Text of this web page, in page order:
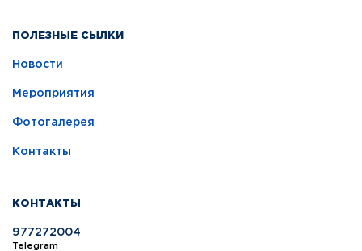
ПОЛЕЗНЫЕ СЫЛКИ
Новости
Мероприятия
Фотогалерея
Контакты
КОНТАКТЫ
977272004
Telegram